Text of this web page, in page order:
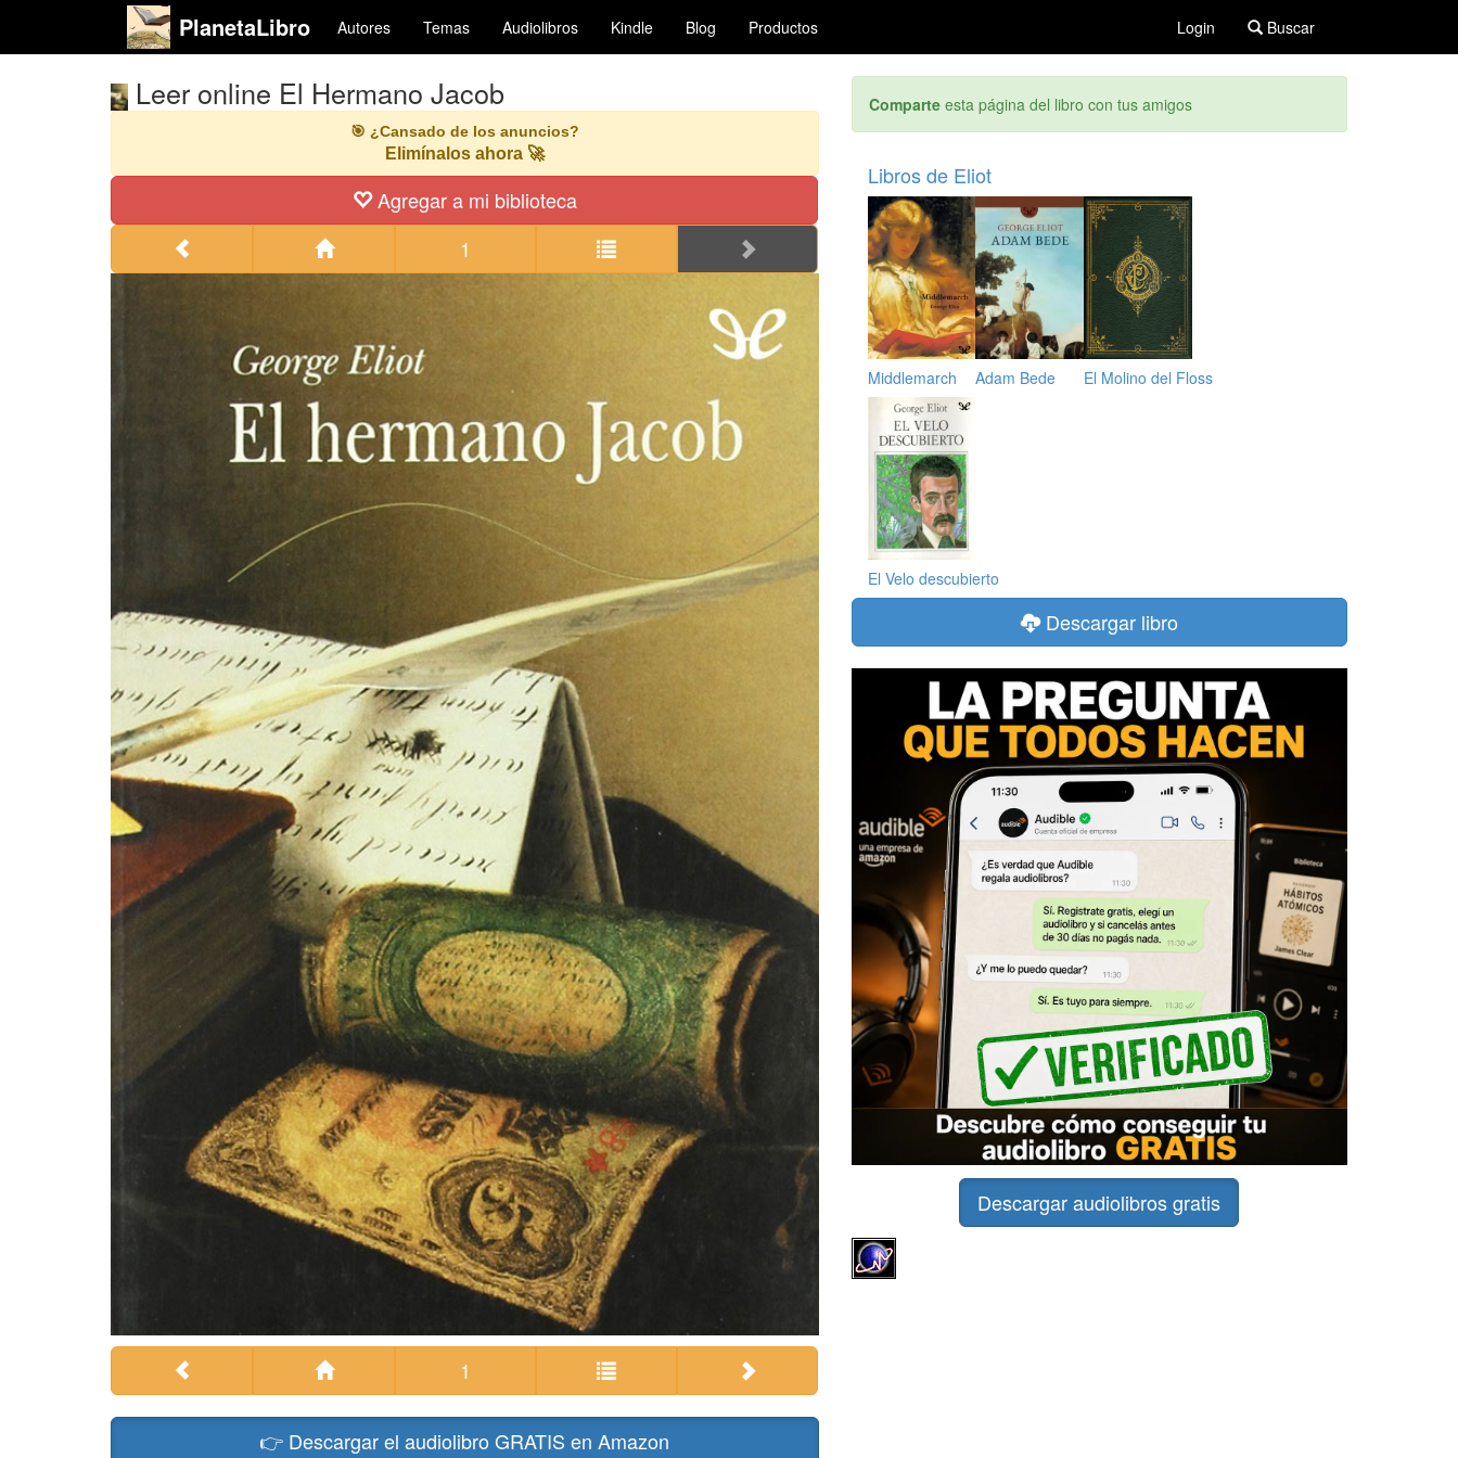
PlanetaLibro Autores Temas Audiolibros Kindle Blog Productos Login Buscar
Leer online El Hermano Jacob
🎯 ¿Cansado de los anuncios?
Elimínalos ahora 🚀
Agregar a mi biblioteca
1
1
👉 Descargar el audiolibro GRATIS en Amazon
Comparteesta página del libro con tus amigos
Libros de Eliot
Middlemarch Adam Bede El Molino del Floss
El Velo descubierto
Descargar libro
Descargar audiolibros gratis